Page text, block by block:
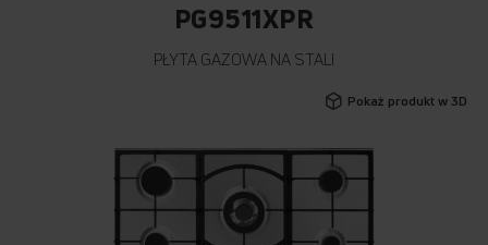
PG9511XPR
PŁYTA GAZOWA NA STALI
Pokaż produkt w 3D